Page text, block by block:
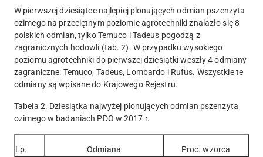
W pierwszej dziesiątce najlepiej plonujących odmian pszenżyta
ozimego na przeciętnym poziomie agrotechniki znalazło się 8
polskich odmian, tylko Temuco i Tadeus pogodzą z
zagranicznych hodowli (tab. 2). W przypadku wysokiego
poziomu agrotechniki do pierwszej dziesiątki weszły 4 odmiany
zagraniczne: Temuco, Tadeus, Lombardo i Rufus. Wszystkie te
odmiany są wpisane do Krajowego Rejestru.
Tabela 2. Dziesiątka najwyżej plonujących odmian pszenżyta
ozimego w badaniach PDO w 2017 r.
Lp. Odmiana Proc. wzorca